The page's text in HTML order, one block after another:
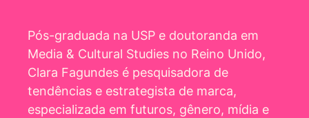
Pós-graduada na USP e doutoranda em
Media & Cultural Studies no Reino Unido,
Clara Fagundes é pesquisadora de
tendências e estrategista de marca,
especializada em futuros, gênero, mídia e